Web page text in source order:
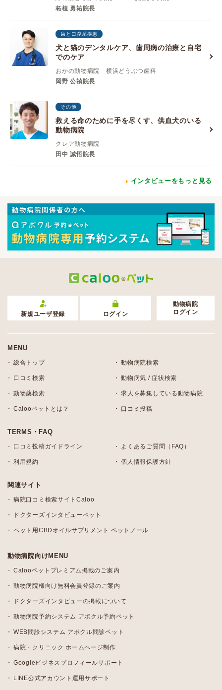
柘植 勇祐院長
歯と口腔系疾患
犬と猫のデンタルケア、歯周病の治療と自宅
でのケア
おかの動物病院 横浜どうぶつ歯科
岡野 公禎院長
その他
救える命のために手を尽くす、供血犬のいる
動物病院
クレア動物病院
田中 誠悟院長
インタビューをもっと見る
新規ユーザ登録 ログイン
動物病院
ログイン
MENU
総合トップ 動物病院検索
口コミ検索 動物病気 / 症状検索
動物薬検索 求人を募集している動物病院
Calooペットとは？ 口コミ投稿
TERMS・FAQ
口コミ投稿ガイドライン よくあるご質問（FAQ）
利用規約 個人情報保護方針
関連サイト
病院口コミ検索サイトCaloo
ドクターズインタビューペット
ペット用CBDオイルサプリメント ペットノール
動物病院向けMENU
Calooペットプレミアム掲載のご案内
動物病院様向け無料会員登録のご案内
ドクターズインタビューの掲載について
動物病院予約システム アポクル予約ペット
WEB問診システム アポクル問診ペット
病院・クリニック ホームページ制作
Googleビジネスプロフィールサポート
LINE公式アカウント運用サポート